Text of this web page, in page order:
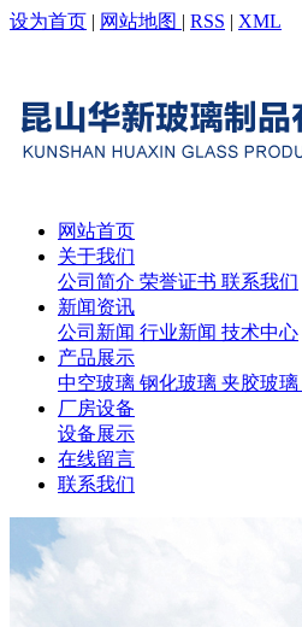
设为首页 | 网站地图 | RSS | XML
网站首页
关于我们
公司简介 荣誉证书 联系我们
新闻资讯
公司新闻 行业新闻 技术中心
产品展示
中空玻璃 钢化玻璃 夹胶玻璃
厂房设备
设备展示
在线留言
联系我们